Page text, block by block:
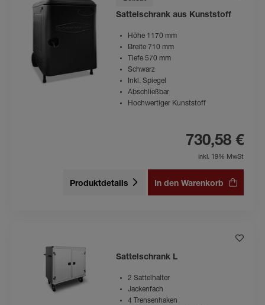
Sattelschrank aus Kunststoff
Höhe 1170 mm
Breite 710 mm
Tiefe 570 mm
Schwarz
Inkl. Spiegel
Abschließbar
Hochwertiger Kunststoff
730,58 €
inkl. 19% MwSt
Produktdetails In den Warenkorb
Sattelschrank L
2 Sattelhalter
Jackenfach
4 Trensenhaken